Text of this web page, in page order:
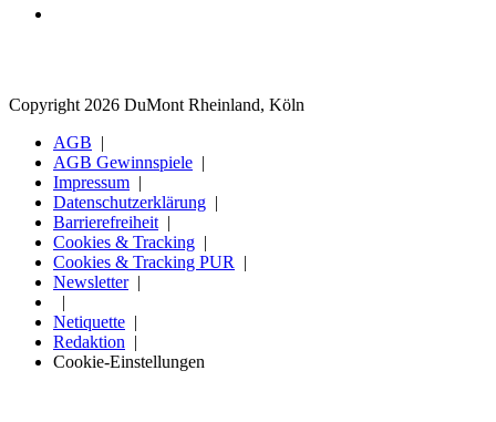
Copyright 2026 DuMont Rheinland, Köln
AGB
AGB Gewinnspiele
Impressum
Datenschutzerklärung
Barrierefreiheit
Cookies & Tracking
Cookies & Tracking PUR
Newsletter
Netiquette
Redaktion
Cookie-Einstellungen